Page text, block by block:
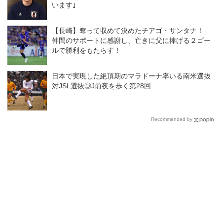
います｣
【長崎】奪って収めて決めたチアゴ・サンタナ！
仲間のサポートに感謝し、亡きに父に捧げる２ゴー
ルで勝利をもたらす！
日本で実現した絶頂期のマラドーナ率いる南米選抜
対JSL選抜◎J前夜を歩く第28回
Recommended by